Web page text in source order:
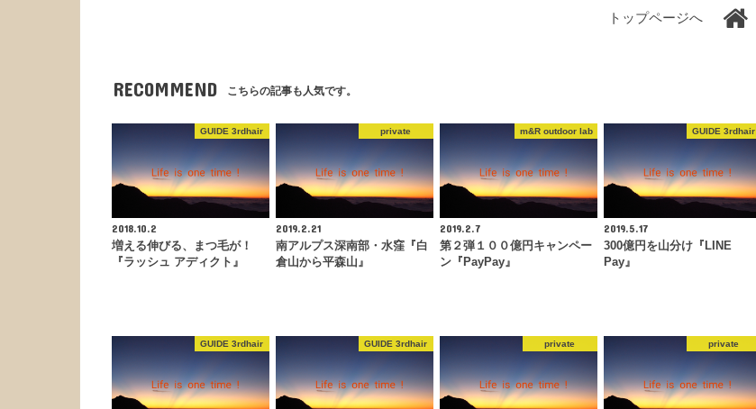
トップページへ
RECOMMEND こちらの記事も人気です。
GUIDE 3rdhair
2018.10.2
増える伸びる、まつ毛が！
『ラッシュ アディクト』
private
2019.2.21
南アルプス深南部・水窪『白
倉山から平森山』
m&R outdoor lab
2019.2.7
第２弾１００億円キャンペー
ン『PayPay』
GUIDE 3rdhair
2019.5.17
300億円を山分け『LINE
Pay』
GUIDE 3rdhair GUIDE 3rdhair private private